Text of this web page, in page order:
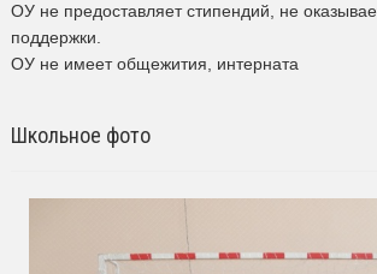
ОУ не предоставляет стипендий, не
поддержки.
ОУ не имеет общежития, интерната
Школьное фото